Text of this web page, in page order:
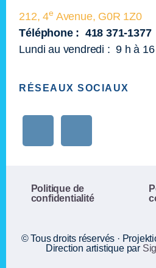
212, 4e Avenue, G0R 1Z0
Téléphone : 418 371-1377
Lundi au vendredi : 9 h à 16
RÉSEAUX SOCIAUX
Politique de
confidentialité
© Tous droits réservés ·
Direction artistique par